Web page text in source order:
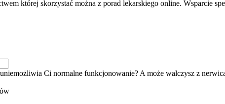
której skorzystać można z porad lekarskiego online. Wsparcie
Ci normalne funkcjonowanie? A może walczysz z